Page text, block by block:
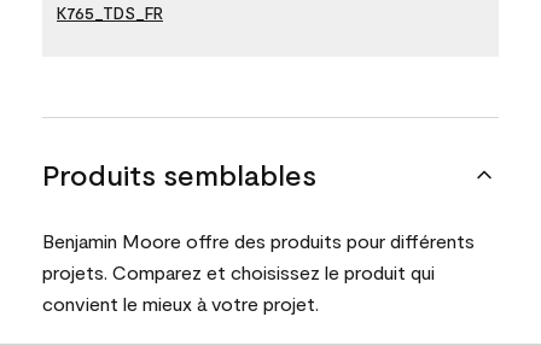
K765_TDS_FR
Produits semblables
Benjamin Moore offre des produits pour différents
projets. Comparez et choisissez le produit qui
convient le mieux à votre projet.